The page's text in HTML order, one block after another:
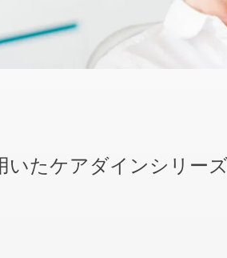
たケアダインシリー